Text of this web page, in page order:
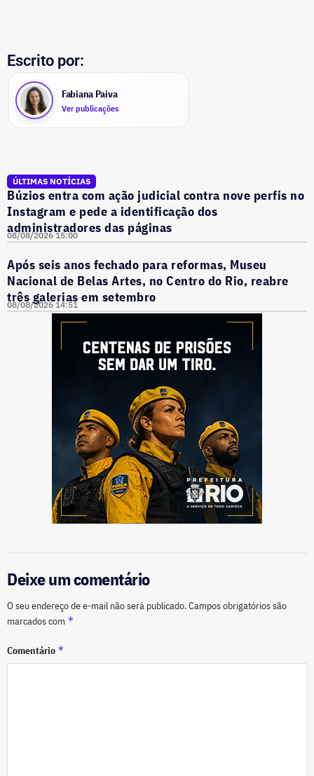
Escrito por:
Fabiana Paiva
Ver publicações
ÚLTIMAS NOTÍCIAS
Búzios entra com ação judicial contra nove perfis no
Instagram e pede a identificação dos
administradores das páginas
08/08/2026 15:00
Após seis anos fechado para reformas, Museu
Nacional de Belas Artes, no Centro do Rio, reabre
três galerias em setembro
08/08/2026 14:51
Deixe um comentário
O seu endereço de e-mail não será publicado.Campos obrigatórios são
marcados com *
Comentário *